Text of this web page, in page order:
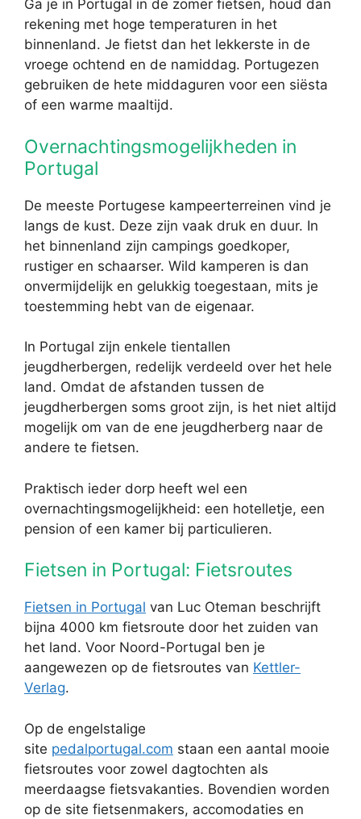
Ga je in Portugal in de zomer fietsen, houd dan
rekening met hoge temperaturen in het
binnenland. Je fietst dan het lekkerste in de
vroege ochtend en de namiddag. Portugezen
gebruiken de hete middaguren voor een siësta
of een warme maaltijd.
Overnachtingsmogelijkheden in
Portugal
De meeste Portugese kampeerterreinen vind je
langs de kust. Deze zijn vaak druk en duur. In
het binnenland zijn campings goedkoper,
rustiger en schaarser. Wild kamperen is dan
onvermijdelijk en gelukkig toegestaan, mits je
toestemming hebt van de eigenaar.
In Portugal zijn enkele tientallen
jeugdherbergen, redelijk verdeeld over het hele
land. Omdat de afstanden tussen de
jeugdherbergen soms groot zijn, is het niet altijd
mogelijk om van de ene jeugdherberg naar de
andere te fietsen.
Praktisch ieder dorp heeft wel een
overnachtingsmogelijkheid: een hotelletje, een
pension of een kamer bij particulieren.
Fietsen in Portugal: Fietsroutes
Fietsen in Portugal van Luc Oteman beschrijft
bijna 4000 km fietsroute door het zuiden van
het land. Voor Noord-Portugal ben je
aangewezen op de fietsroutes van Kettler-
Verlag.
Op de engelstalige
site pedalportugal.com staan een aantal mooie
fietsroutes voor zowel dagtochten als
meerdaagse fietsvakanties. Bovendien worden
op de site fietsenmakers, accomodaties en